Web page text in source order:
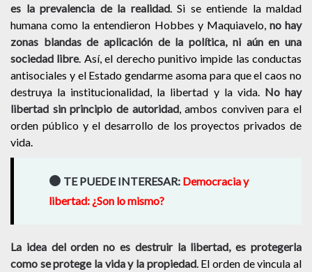
es la prevalencia de la realidad. Si se entiende la maldad
humana como la entendieron Hobbes y Maquiavelo, no hay
zonas blandas de aplicación de la política, ni aún en una
sociedad libre. Así, el derecho punitivo impide las conductas
antisociales y el Estado gendarme asoma para que el caos no
destruya la institucionalidad, la libertad y la vida. No hay
libertad sin principio de autoridad, ambos conviven para el
orden público y el desarrollo de los proyectos privados de
vida.
TE PUEDE INTERESAR: Democracia y
libertad: ¿Son lo mismo?
La idea del orden no es destruir la libertad, es protegerla
como se protege la vida y la propiedad. El orden de vincula al